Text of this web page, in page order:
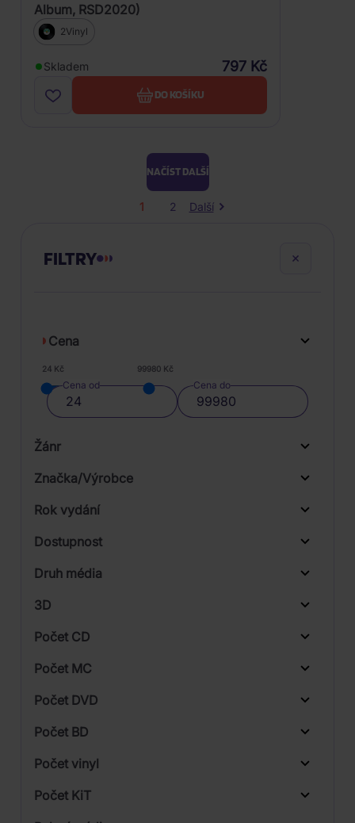
Album, RSD2020)
2Vinyl
Skladem 797 Kč
DO KOŠÍKU
NAČÍST DALŠÍ
1 2 Další
FILTRY
Cena
24 Kč 99980 Kč
Cena od Cena do
Žánr
Značka/Výrobce
Rok vydání
Od
Dostupnost
Druh média
3D
Počet CD
Počet MC
Počet DVD
Počet BD
Počet vinyl
Počet KiT